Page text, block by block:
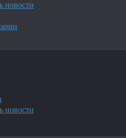
новости
новости